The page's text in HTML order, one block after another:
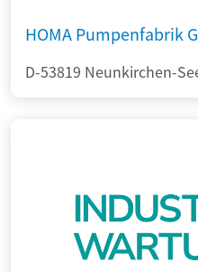
HOMA Pumpenfabrik
D-53819 Neunkirchen-